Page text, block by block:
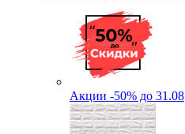
Акции -50% до 31.08